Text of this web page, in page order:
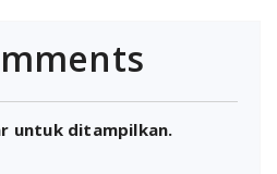
untuk ditampilkan.